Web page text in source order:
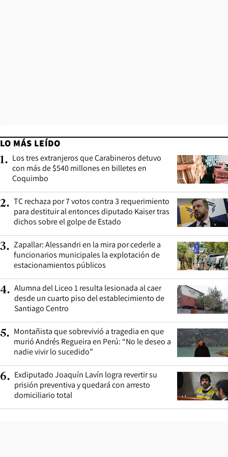
LO MÁS LEÍDO
1. Los tres extranjeros que Carabineros detuvo
con más de $540 millones en billetes en
Coquimbo
2. TC rechaza por 7 votos contra 3 requerimiento
para destituir al entonces diputado Kaiser tras
dichos sobre el golpe de Estado
3. Zapallar: Alessandri en la mira por cederle a
funcionarios municipales la explotación de
estacionamientos públicos
4. Alumna del Liceo 1 resulta lesionada al caer
desde un cuarto piso del establecimiento de
Santiago Centro
5. Montañista que sobrevivió a tragedia en que
murió Andrés Regueira en Perú: “No le deseo a
nadie vivir lo sucedido”
6. Exdiputado Joaquín Lavín logra revertir su
prisión preventiva y quedará con arresto
domiciliario total